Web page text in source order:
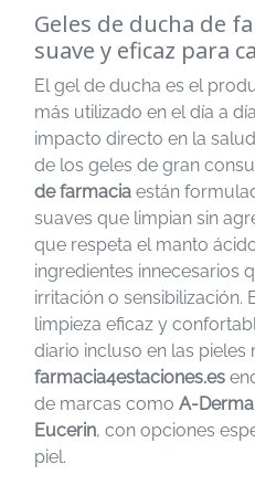
Geles de ducha de
suave y eficaz para
El gel de ducha es el
más utilizado en el día a
impacto directo en la
de los geles de gran
de farmacia están
suaves que limpian sin
que respeta el manto
ingredientes innecesarios
irritación o sensibilización.
limpieza eficaz y
diario incluso en las pieles
farmacia4estaciones.es
de marcas como A-
Eucerin, con opciones
piel.